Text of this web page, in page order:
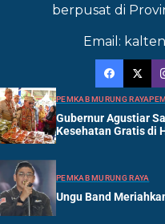
berpusat di
Email:
PEMKAB MURUNG RAYA
Gubernur Agustiar
Kesehatan Gratis di
PEMKAB MURUNG RAYA
Ungu Band